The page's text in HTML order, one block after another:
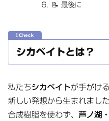
📝 最後に
シカベイトとは？
私たちシカベイトが手がけ
新しい発想から生まれました
合成樹脂を使わず、 芦ノ湖